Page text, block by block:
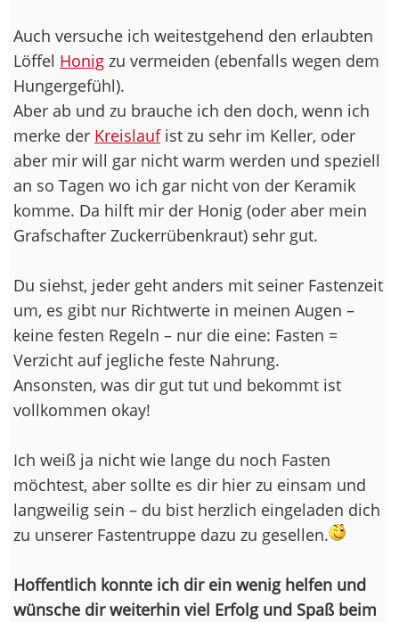
Auch versuche ich weitestgehend den erlaubten
Löffel Honig zu vermeiden (ebenfalls wegen dem
Hungergefühl).
Aber ab und zu brauche ich den doch, wenn ich
merke der Kreislaufist zu sehr im Keller, oder
aber mir will gar nicht warm werden und speziell
an so Tagen wo ich gar nicht von der Keramik
komme. Da hilft mir der Honig (oder aber mein
Grafschafter Zuckerrübenkraut) sehr gut.
Du siehst, jeder geht anders mit seiner Fastenzeit
um, es gibt nur Richtwerte in meinen Augen –
keine festen Regeln – nur die eine: Fasten =
Verzicht auf jegliche feste Nahrung.
Ansonsten, was dir gut tut und bekommt ist
vollkommen okay!
Ich weiß ja nicht wie lange du noch Fasten
möchtest, aber sollte es dir hier zu einsam und
langweilig sein – du bist herzlich eingeladen dich
zu unserer Fastentruppe dazu zu gesellen.
Hoffentlich konnte ich dir ein wenig helfen und
wünsche dir weiterhin viel Erfolg und Spaß beim